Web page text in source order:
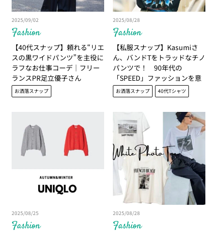
Fashion
2025/09/02
【40代スナップ】頼れる“リエ
スの黒ワイドパンツ”を主役に
ラフなお仕事コーデ｜フリー
ランスPR足立優子さん
お洒落スナップ
Fashion
2025/08/28
【私服スナップ】Kasumiさ
ん、バンドTをトラッドなチノ
パンツで！ 90年代の
「SPEED」ファッションを意
識お洒落スナップ 40代Tシャツ
Fashion
2025/08/25
Fashion
2025/08/28